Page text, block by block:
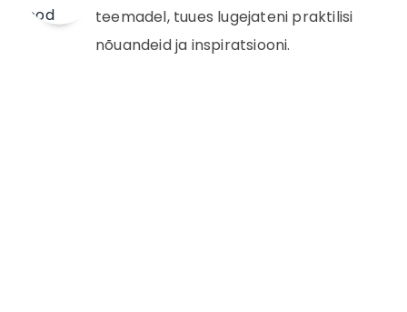
teemadel, tuues lugejateni praktilisi
nõuandeid ja inspiratsiooni.